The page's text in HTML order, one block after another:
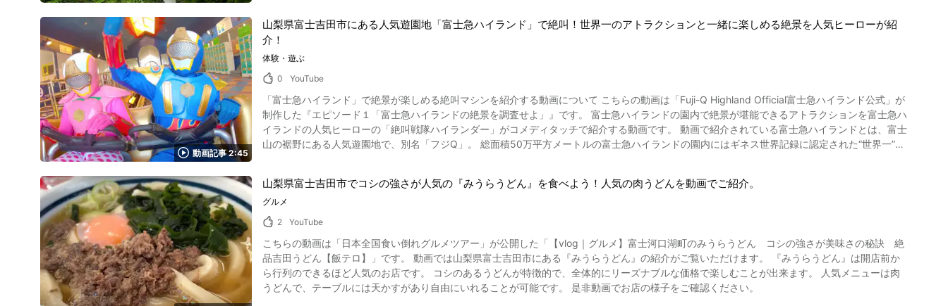
栖湖南側にあるスポット。富士山の東側にあり、日の出のダイヤモンド富士が見られます。標高も低く、山頂は広くて平らな場所なので撮影や観
察に最適。元日には初日の出のダイヤモンド富士という、とても縁起のいい景色を目にすることができます。 ●身延山 山梨百名山にも選出され
る身延山は、南東方向に富士山や駿河湾を望めるスポットです。早朝から稼働しているロープウェイで山頂へ向かうことも。2025年は3月12日
(水)・13日(木)・14日(金)の3日間、ダイヤモンド富士観賞会が開催され、ロープウェイは午前5時30分から早期営業を実施します。 ダイヤモンド
富士の時期は多くの方が訪れるため、駐車場が満車になることも考えられます。出来るだけグループや家族などで乗り合わせて行くようにしまし
ょう。路上駐車などは厳禁、マナーを守り近隣や周辺の方、他のカメラマンや観光客の迷惑にならないようしましょう。 まとめ:山中湖で初日の
出やダイヤモンド富士を楽しもう 山中湖のダイヤモンド富士は、日没時に見られます。夕日の太陽光が富士山頂に沈んでいく光景は、茜色の太陽
が輝く絶景で、神々しくインスタ映えも間違いなしです。自然と織りなす悠然とした富士山の姿、きっと実際に目にした人だけが味わえる感動が
あることでしょう。 なお、山中湖では日没時のダイヤモンド富士が見られますが、初日の出のダイヤモンド富士をご覧になりたい方は、本栖湖の
竜ヶ岳がおすすめです。元日の朝、富士山頂から昇る初日の出をカメラにおさめることができ、新年の朝にダイヤモンド富士を見ることができれ
めに出掛けてみてはいかがでしょうか。 【トリップアドバイザー】富士山
「アオゲラの森キャンプ場」とキャンプ場もいっぱいあります。 自分で釣ったマスの塩焼きは最高に美味しいでしょうね。 山梨県上野原市に来
たら、食べずには帰れない！と向かった先は「永井酒饅頭店」。 動画の1:57よりご覧になれます。 山梨県上野原市のお土産にもバッチリなこの
酒饅頭（さかまんじゅう）は、酒母（しゅぼ）を使って生地を発酵させて作ったもので、独特の香りと深みのある味がします。 「しおまん」「と
とまん」「たかなまん」「あんまん」「みそまん」「あんなし」と種類も豊富です。 あなたはどれが気になりましたか？ 思いっきり遊んだあと
は温泉で旅の疲れを癒します。 動画の2:17よりご覧になれる日帰り温泉施設「新湯治場 秋山温泉」では、サウナのロウリュで思いっきり汗をか
セスで送迎バスもあります。 この秋山温泉周辺には、旅館・ホテルなどの宿泊施設もあるので泊まりの旅行も楽しめます。 もちろん日帰り入浴
もOKです。 最後は3人でゆっくりと露天風呂に浸かり旅を終えます…。 山梨県上野原市のお祭り・イベント情報 写真：山梨県・上野原市-月見ヶ
池弁財天祭り こんなにも観光スポットいっぱいの山梨県上野原市には、春夏秋冬の年間を通してイベントやお祭りもいっぱいあります。 春は
「蚕種石神社火祭り」「大目さくら祭り」「軍刀利神社例大祭」「平野田休養村マス釣り大会」「桂川フェスティバル」「八重山トレイルレー
祭典」「西原地区 藤尾獅子舞」、秋は「棡原獅子舞奉納祭」「西原ふるさと祭り」「軍刀利神社秋の祭典」「上野原市商工祭」、冬は「農林業
た山梨県上野原市は春は桜・新緑、秋は紅葉と日本の季節を感じることができます。 山梨百名山「二十六夜山」、山梨百名山・北都留三山でもあ
る「権現山」、山頂から美しい富士山を眺められる「三頭山」、「三国山（生藤山）」、清流「相模川」「鶴川渓谷」と大自然の観光スポットは
動画で紹介されている以外にもまだまだたくさんあります。 500年の歴史を持つ厄除け、招福・縁結びで有名な「軍刀利神社」。精進料理をいた
だける「青苔寺」など、歴史を感じることのできる観光スポットもいっぱい！ そして、山梨県上野原市はゴルフ場がたくさんあることでも有名
で、「メイプルポイントゴルフクラブ」、「オリムピックカントリークラブ」などがあります。 中央高速道路の観光スポットとしても有名な
EXPASA談合坂サービスエリアも山梨県上野原市にあります。 山梨県上野原市の紹介まとめ この記事では山梨県上野原市の観光スポットを紹介し
四層のはね木と呼ばれる橋脚に支えられた特殊な構造になっています。 甲斐の猿橋がいつ頃架けられたかといった歴史は不明ですが、地元には推
古天皇の時代に猿が体を支え合って橋を作っているのを見た造園師が作り上げたという伝説が残ります。 「猿橋」を名前の由来もそこから付けら
れました。 江戸時代以降には何度か架け替えられた記録も残ります。 動画で紹介されている「甲斐の猿橋」周辺の人気観光スポットをチェッ
ク！ 写真：かぼちゃのほうとう 甲斐の猿橋周辺にはモミジやケヤキ、イチョウなどの木々が茂り、秋には絶景の紅葉風景を散策する観光を堪能
できます。 動画でも赤や黄色に彩られた美しい紅葉の風景をご覧になれます。 特に動画の終盤の2:33より、ご覧になれる真っ赤かなモミジは、
まさに絶景と言えるでしょう。 この時期の夜には日本風のランタンを使ったライトアップのイベントも行なわれ、インスタ映えするフォトを撮影
できます。 甲斐の猿橋がかかる桂川では、天気の良い日には素晴らしい景勝を楽しめる川下りの観光ができます。 ご当地グルメの「ほうとう」
や「甲州ワインビーフ」「甲州牛」や、ぶどうなどのフルーツに舌鼓みを打ち、夜には山梨県内の温泉宿に泊まったりするのもステキな山梨観光
になりますね。 甲斐の猿橋を観光したあとには、桂川沿いにある八ツ沢発電所第一号水路橋や新猿橋、そして岩殿山、高川山、笹子峠の矢立の
ね。 甲斐の猿橋の観光情報動画まとめ 画像引用 :YouTube screenshot 今回ご紹介した甲斐の猿橋は奇橋と呼ばれる橋ですが、その姿はまさに美
橋といえるでしょう。 動画にあるような紅葉の見頃の時期のほか、桜やあじさいの時期にもぜひ旅行に訪れたいものですね。 周辺には駐車場が
あり料金もかからないので、ドライブやツーリングに出かけるのもおすすめですよ。 ◆甲斐の猿橋 概要紹介◆ 【住所】山梨県大月市猿橋町
【交通アクセス】JR中央本線 猿橋駅より徒歩15分 【駐車場】あり（無料） 【電話番号】大月市産業観光課 0554-20-1829 【トリップアドバ
Otsuki_Yamanashi_Prefecture_Koshinetsu_Chubu.html
動画記事 2:45
山梨県富士吉田市にある人気遊園地「富士急ハイランド」で絶叫！世界一のアトラクションと一緒に楽しめる絶景を人気ヒーローが紹
介！
体験・遊ぶ
0
YouTube
「富士急ハイランド」で絶景が楽しめる絶叫マシンを紹介する動画について こちらの動画は「Fuji-Q Highland Official富士急ハイランド公式」が
制作した『エピソード１「富士急ハイランドの絶景を調査せよ」』です。 富士急ハイランドの園内で絶景が堪能できるアトラクションを富士急ハ
イランドの人気ヒーローの「絶叫戦隊ハイランダー」がコメディタッチで紹介する動画です。 動画で紹介されている富士急ハイランドとは、富士
山の裾野にある人気遊園地で、別名「フジQ」。 総面積50万平方メートルの富士急ハイランドの園内にはギネス世界記録に認定された“世界一”の
設も充実しています。 富士急ハイランドの40種類以上あるアトラクションの中から選ばれた、絶叫アトラクション3つの絶景を動画でチェックし
ましょう！ 動画で「富士急ハイランド」の絶叫＆絶景アトラクション3種類を紹介 画像引用 :YouTube screenshot まず最初に紹介されるのは動
画の0:32からご覧になれる、最大落下角度121度というギネス公認のジェットコースター「高飛車」です。 動画でもご覧になれるように直角を通
て動画の1:08より紹介されるのは、4つのギネス記録に認定された富士急ハイランドの代表的なアトラクション「FUJIYAMA」です。 最高部から
は富士急ハイランドの全景と富士山が広がります。 動画の2:05からご覧になれる加速アトラクション「ド・ドドンパ」は、発射1.56秒で時速180
キロメートルという加速度世界No.1コースターです。 直径39.7メートルの世界最大級のループがありゼロGフォール（無重力ゾーン）の遠心力が
楽しめたり、スタートの光のトンネルでは異次元感覚が体験できます。 動画で紹介されている3つのアトラクションは、混雑時も待ち時間なしで
山梨県富士吉田市でコシの強さが人気の『みうらうどん』を食べよう！人気の肉うどんを動画でご紹介。
グルメ
2
YouTube
こちらの動画は「日本全国食い倒れグルメツアー」が公開した「【vlog｜グルメ】富士河口湖町のみうらうどん コシの強さが美味さの秘訣 絶
品吉田うどん【飯テロ】」です。 動画では山梨県富士吉田市にある『みうらうどん』の紹介がご覧いただけます。 『みうらうどん』は開店前か
ら行列のできるほど人気のお店です。 コシのあるうどんが特徴的で、全体的にリーズナブルな価格で楽しむことが出来ます。 人気メニューは肉
うどんで、テーブルには天かすがあり自由にいれることが可能です。 是非動画でお店の様子をご確認ください。